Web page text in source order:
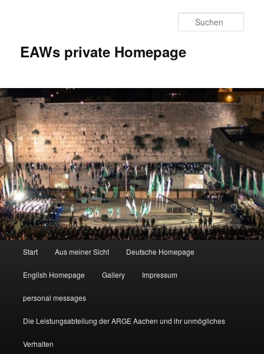
EAWs private Homepage
Start Aus meiner Sicht Deutsche Homepage
English Homepage Gallery Impressum
personal messages
Die Leistungsabteilung der ARGE Aachen und ihr unmögliches
Verhalten